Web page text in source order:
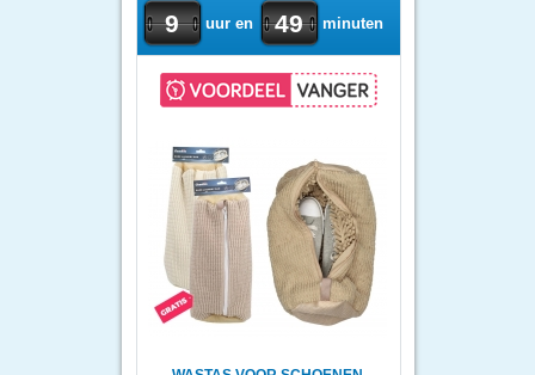
9 uur en 49 minuten